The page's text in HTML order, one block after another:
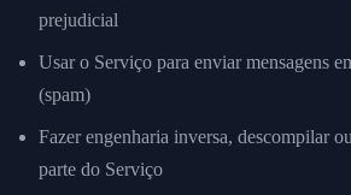
prejudicial
Usar o Serviço para enviar mensagens
(spam)
Fazer engenharia inversa, descompilar
parte do Serviço